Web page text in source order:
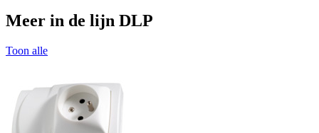
Meer in de lijn DLP
Toon alle